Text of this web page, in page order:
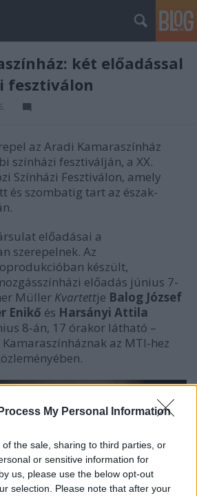
My Personal Information
the sale, sharing to third parties, or
or sensitive information for
us, please use the below opt-out
selection. Please note that after your
két előadással
fesztiválon
az Aradi Kamaraszínház
színházi fesztiválján, a XX.
Színházi Fesztiválon, amely
és szombatig tart az észak-
előadásai a
szerepelnek. Az
készült,
előadás június 7-
Müller Kvartettje Balog József
Enikő és Harsányi Attila
8-án, 17 órakor látható –
az MTI-hez